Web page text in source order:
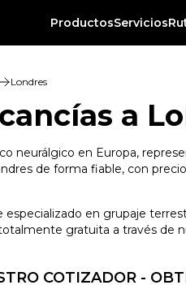
ProductosServicios
Londres
a
neurálgico en Europa,
de forma fiable, con
en grupaje
gratuita a través de
COTIZADOR -